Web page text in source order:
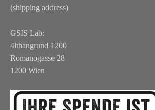
(shipping address)
GSIS Lab:
4lthangrund 1200
Romanogasse 28
1200 Wien